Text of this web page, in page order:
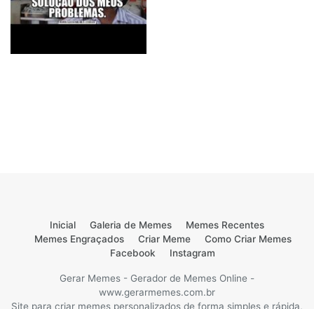
Inicial Galeria de Memes
Memes Recentes
Memes Engraçados
Criar Meme
Como Criar Memes
Facebook
Instagram
Gerar Memes - Gerador de Memes Online -
www.gerarmemes.com.br
Site para criar memes personalizados de forma simples e rápida,